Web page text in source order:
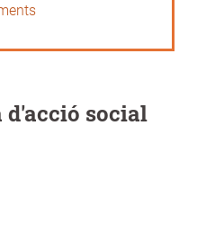
social